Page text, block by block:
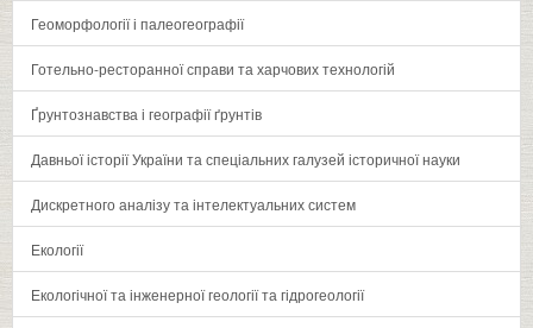
Геоморфології і палеогеографії
Готельно-ресторанної справи та харчових технологій
Ґрунтознавства і географії ґрунтів
Давньої історії України та спеціальних галузей історичної науки
Дискретного аналізу та інтелектуальних систем
Екології
Екологічної та інженерної геології та гідрогеології